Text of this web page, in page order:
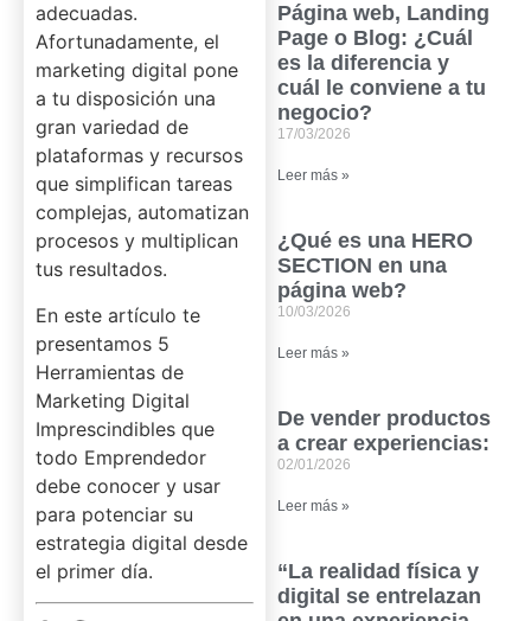
adecuadas.
Afortunadamente, el
marketing digital pone
a tu disposición una
gran variedad de
plataformas y recursos
que simplifican tareas
complejas, automatizan
procesos y multiplican
tus resultados.
En este artículo te
presentamos 5
Herramientas de
Marketing Digital
Imprescindibles que
todo Emprendedor
debe conocer y usar
para potenciar su
estrategia digital desde
el primer día.
Página web, Landing
Page o Blog: ¿Cuál
es la diferencia y
cuál le conviene a tu
negocio?
17/03/2026
Leer más »
¿Qué es una HERO
SECTION en una
página web?
10/03/2026
Leer más »
De vender productos
a crear experiencias:
02/01/2026
Leer más »
“La realidad física y
digital se entrelazan